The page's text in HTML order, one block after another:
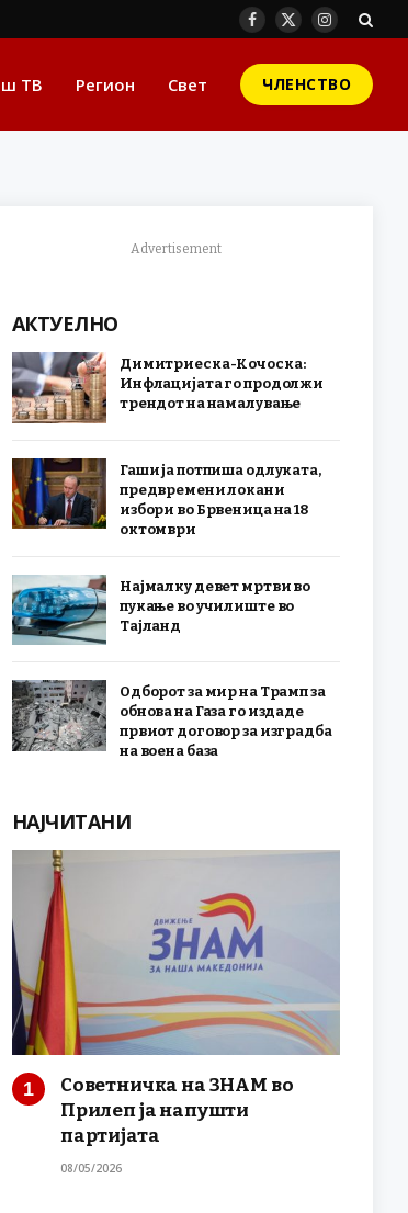
Facebook
X
Instagram
ТВ Регион Свет ЧЛЕНСТВО
Advertisement
АКТУЕЛНО
Димитриеска-Кочоска:
Инфлацијата го продолжи
трендот на намалување
Гаши ја потпиша одлуката,
предвремени локани
избори во Брвеница на 18
октомври
Најмалку девет мртви во
пукање во училиште во
Тајланд
Одборот за мир на Трамп за
обнова на Газа го издаде
првиот договор за изградба
на воена база
НАЈЧИТАНИ
Советничка на ЗНАМ во
Прилеп ја напушти
партијата
08/05/2026